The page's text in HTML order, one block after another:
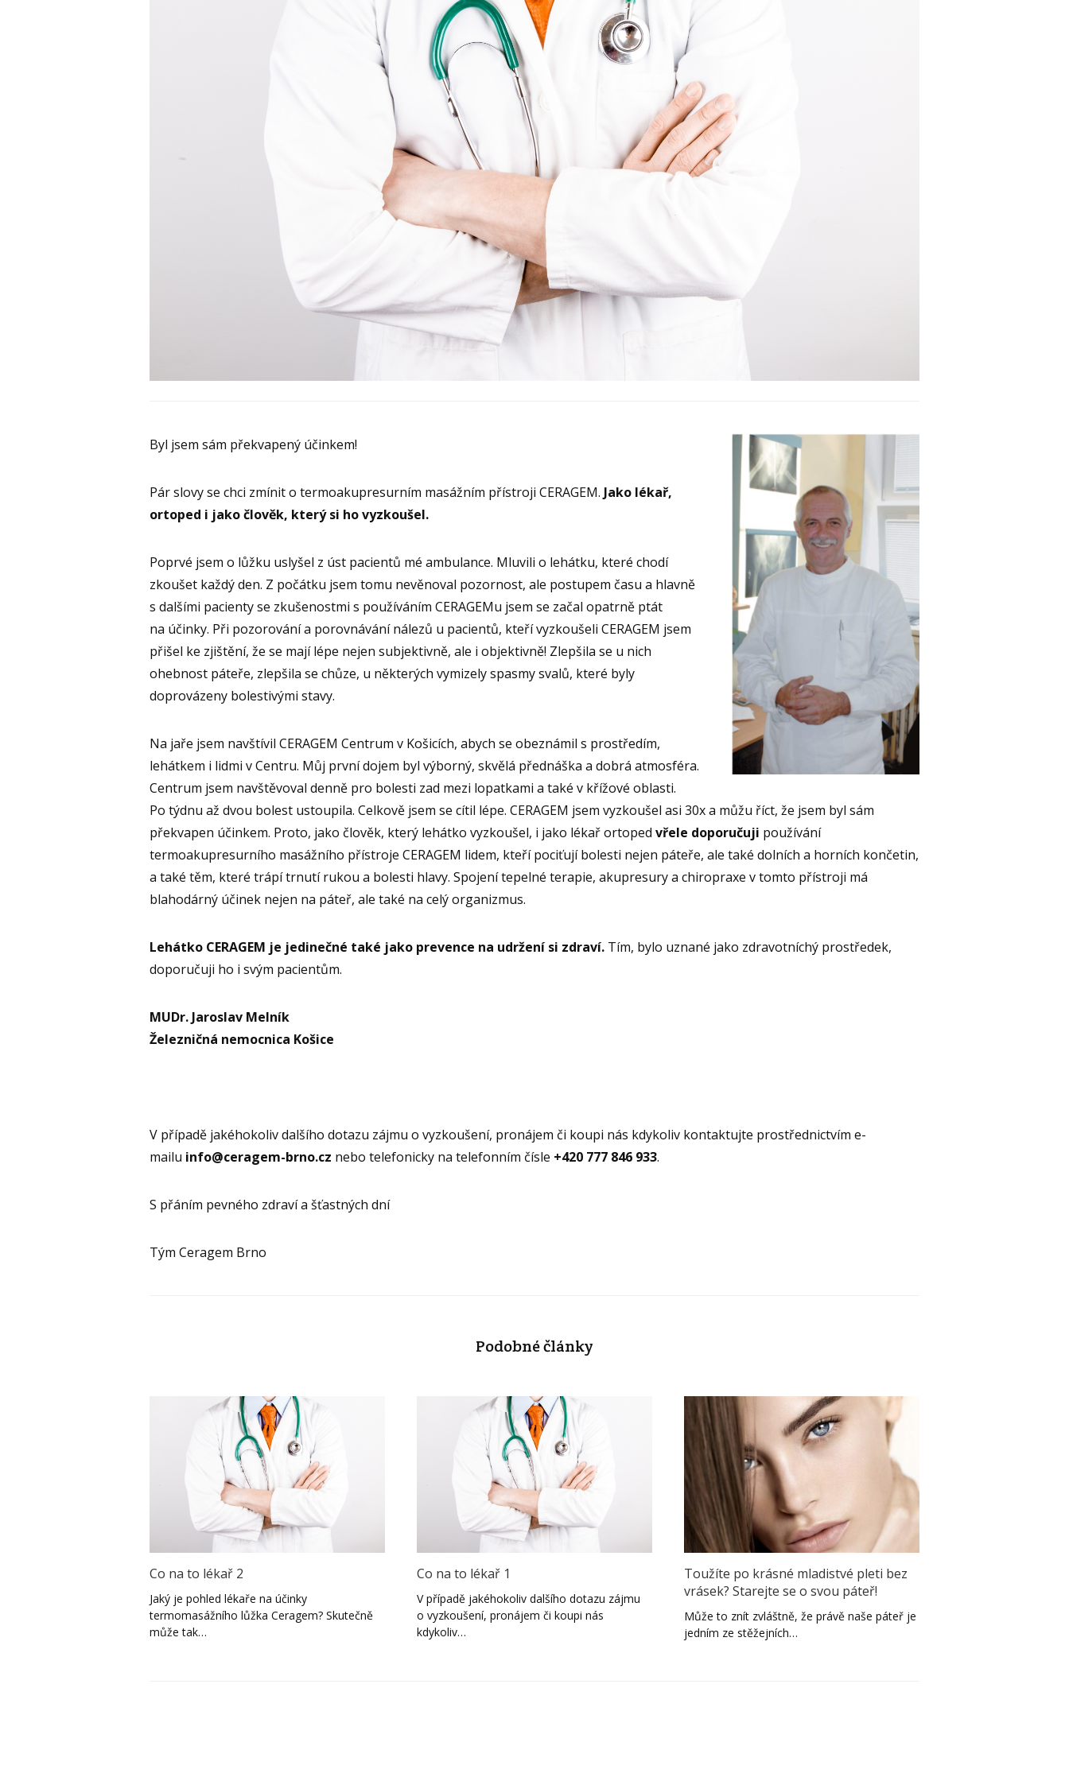
Byl jsem sám překvapený účinkem!
Pár slovy se chci zmínit o termoakupresurním masážním přístroji CERAGEM. Jako lékař,
ortoped i jako člověk, který si ho vyzkoušel.
Poprvé jsem o lůžku uslyšel z úst pacientů mé ambulance. Mluvili o lehátku, které chodí
zkoušet každý den. Z počátku jsem tomu nevěnoval pozornost, ale postupem času a hlavně
s dalšími pacienty se zkušenostmi s používáním CERAGEMu jsem se začal opatrně ptát
na účinky. Při pozorování a porovnávání nálezů u pacientů, kteří vyzkoušeli CERAGEM jsem
přišel ke zjištění, že se mají lépe nejen subjektivně, ale i objektivně! Zlepšila se u nich
ohebnost páteře, zlepšila se chůze, u některých vymizely spasmy svalů, které byly
doprovázeny bolestivými stavy.
Na jaře jsem navštívil CERAGEM Centrum v Košicích, abych se obeznámil s prostředím,
lehátkem i lidmi v Centru. Můj první dojem byl výborný, skvělá přednáška a dobrá atmosféra.
Centrum jsem navštěvoval denně pro bolesti zad mezi lopatkami a také v křížové oblasti.
Po týdnu až dvou bolest ustoupila. Celkově jsem se cítil lépe. CERAGEM jsem vyzkoušel asi 30x a můžu říct, že jsem byl sám
překvapen účinkem. Proto, jako člověk, který lehátko vyzkoušel, i jako lékař ortopedvřele doporučuji používání
termoakupresurního masážního přístroje CERAGEM lidem, kteří pociťují bolesti nejen páteře, ale také dolních a horních končetin,
a také těm, které trápí trnutí rukou a bolesti hlavy. Spojení tepelné terapie, akupresury a chiropraxe v tomto přístroji má
blahodárný účinek nejen na páteř, ale také na celý organizmus.
Lehátko CERAGEM je jedinečné také jako prevence na udržení si zdraví. Tím, bylo uznané jako zdravotníchý prostředek,
doporučuji ho i svým pacientům.
MUDr. Jaroslav Melník
Železničná nemocnica Košice
V případě jakéhokoliv dalšího dotazu zájmu o vyzkoušení, pronájem či koupi nás kdykoliv kontaktujte prostřednictvím e-
mailu info@ceragem-brno.cz nebo telefonicky na telefonním čísle +420 777 846 933.
S přáním pevného zdraví a šťastných dní
Tým Ceragem Brno
Podobné články
Co na to lékař 2
Jaký je pohled lékaře na účinky
termomasážního lůžka Ceragem? Skutečně
může tak…
Co na to lékař 1
V případě jakéhokoliv dalšího dotazu zájmu
o vyzkoušení, pronájem či koupi nás
kdykoliv…
Toužíte po krásné mladistvé pleti bez
vrásek? Starejte se o svou páteř!
Může to znít zvláštně, že právě naše páteř je
jedním ze stěžejních…